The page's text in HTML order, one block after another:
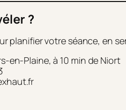
?
planifier votre séance, en
en-Plaine, à 10 min de Niort